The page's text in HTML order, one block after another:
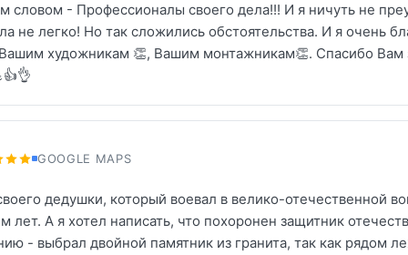
словом - Профессионалы своего дела!!! И я ничуть не
не легко! Но так сложились обстоятельства. И я очень
Вашим художникам 👏, Вашим монтажникам👏. Спасибо Вам
GOOGLE MAPS
дедушки, который воевал в велико-отечественной
лет. А я хотел написать, что похоронен защитник
- выбрал двойной памятник из гранита, так как рядом